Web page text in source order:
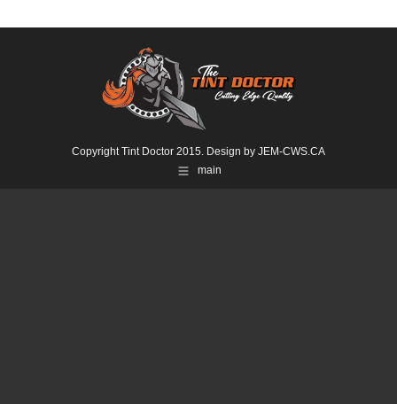
Copyright Tint Doctor 2015. Design by JEM-CWS.CA
main